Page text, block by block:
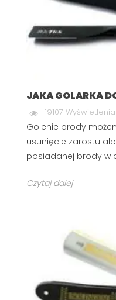
JAKA GOLARKA
19107 Wyświetlenia
Golenie brody
usunięcie zarostu
posiadanej brody w
Czytaj dalej